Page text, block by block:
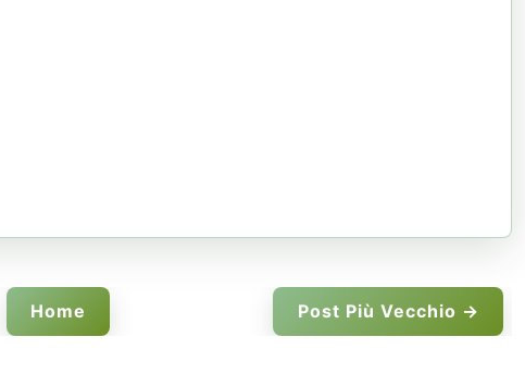
Post Più Vecchio →
Home